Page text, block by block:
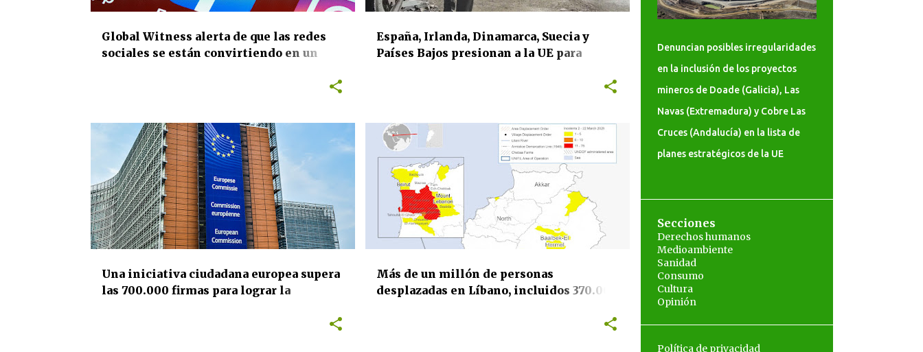
Global Witness alerta de que las redes
sociales se están convirtiendo en un
España, Irlanda, Dinamarca, Suecia y
Países Bajos presionan a la UE para
Una iniciativa ciudadana europea supera
las 700.000 firmas para lograr la
DERECHOS HUMANOS INTERNACIONAL
Más de un millón de personas
desplazadas en Líbano, incluidos 370.000
los ataques israelíes sobre áreas civiles
DERECHOS HUMANOS EDUCACIÓN INTERNACIONAL
SALUD PÚBLICA SANIDAD
Denuncian posibles irregularidades
en la inclusión de los proyectos
mineros de Doade (Galicia), Las
Navas (Extremadura) y Cobre Las
Cruces (Andalucía) en la lista de
planes estratégicos de la UE
Secciones
Derechos humanos
Medioambiente
Sanidad
Consumo
Cultura
Opinión
Política de privacidad